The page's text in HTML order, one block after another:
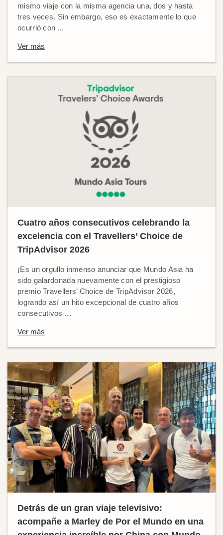
mismo viaje con la misma agencia una, dos y hasta
tres veces. Sin embargo, eso es exactamente lo que
ocurrió con ...
Ver más
Cuatro años consecutivos celebrando la
excelencia con el Travellers’ Choice de
TripAdvisor 2026
¡Es un orgullo inmenso anunciar que Mundo Asia ha
sido galardonada nuevamente con el prestigioso
premio Travellers’ Choice de TripAdvisor 2026,
logrando así un hito excepcional de cuatro años
consecutivos ...
Ver más
Detrás de un gran viaje televisivo:
acompañe a Marley de Por el Mundo en una